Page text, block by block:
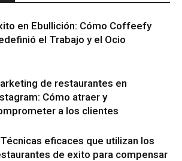
en Ebullición: Cómo Coffeefy
el Trabajo y el Ocio
de restaurantes en
Cómo atraer y
a los clientes
eficaces que utilizan los
de exito para compensar